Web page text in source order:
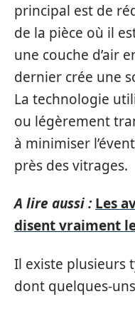
principal est de
de la pièce où il
une couche d’air
dernier crée une
La technologie
ou légèrement
à minimiser
près des vitrages.
A lire aussi : Les
disent vraiment
Il existe plusieurs
dont quelques-